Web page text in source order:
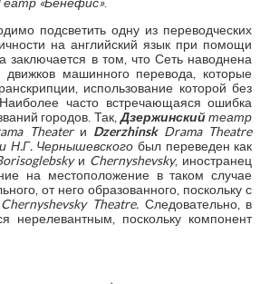
подсветить одну из переводческих
на английский язык при помощи
в том, что Сеть наводнена
машинного перевода, которые
использование которой без
часто встречающаяся ошибка
городов. Так,Дзержинскийтеатр
Theaterи DzerzhinskDrama Theatre
Н.Г. Чернышевского был переведен как
и Chernyshevsky, иностранец
на местоположение в таком случае
от него образованного, поскольку с
Theatre. Следовательно, в
нерелевантным, поскольку компонент